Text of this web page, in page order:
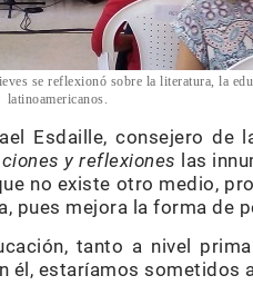
se reflexionó sobre la literatura, la
latinoamericanos.
Esdaille, consejero de
y reflexiones las
no existe otro medio,
pues mejora la forma de
tanto a nivel
estaríamos sometidos